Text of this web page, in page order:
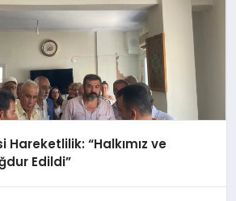
Hareketlilik: “Halkımız ve
Edildi”